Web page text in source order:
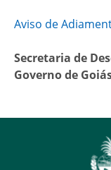
Aviso de
Secretaria de
Governo de